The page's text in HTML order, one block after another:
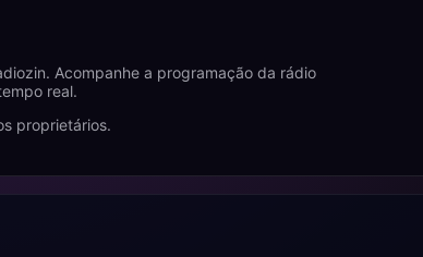
Acompanhe a programação da rádio
real.
proprietários.